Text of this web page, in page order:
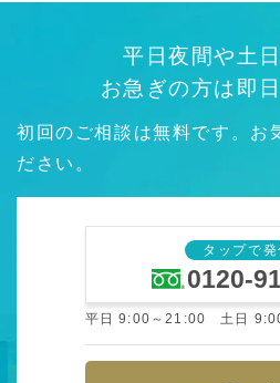
平日夜間や土
お急ぎの方は即
初回のご相談は無料です。お
ださい。
タップで発
0120-
平日 9:00～21:00 土日